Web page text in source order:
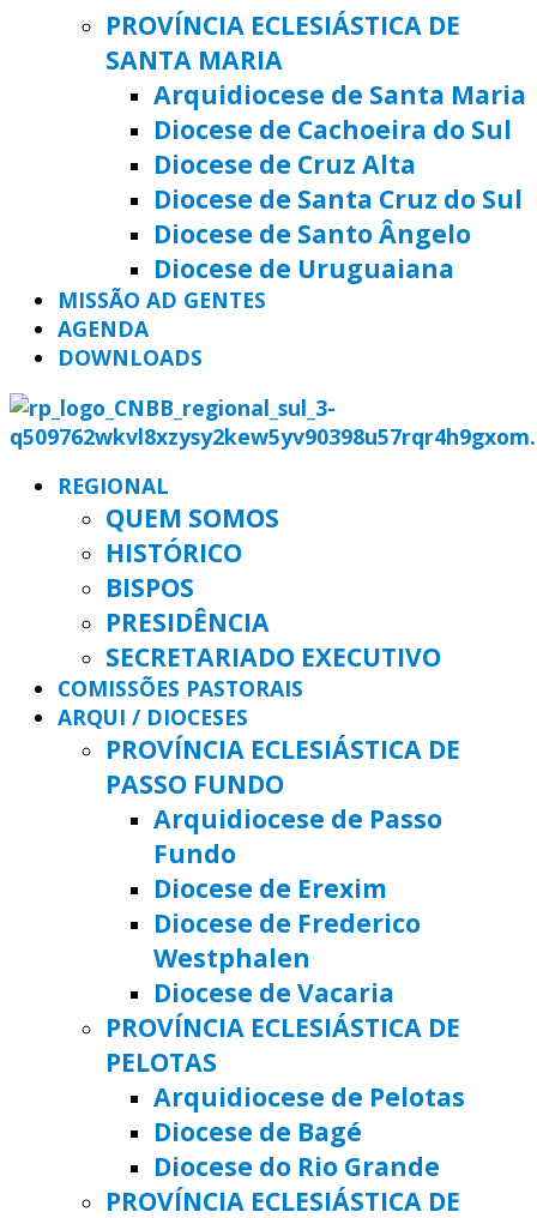
PROVÍNCIA ECLESIÁSTICA DE
SANTA MARIA
Arquidiocese de Santa Maria
Diocese de Cachoeira do Sul
Diocese de Cruz Alta
Diocese de Santa Cruz do Sul
Diocese de Santo Ângelo
Diocese de Uruguaiana
MISSÃO AD GENTES
AGENDA
DOWNLOADS
REGIONAL
QUEM SOMOS
HISTÓRICO
BISPOS
PRESIDÊNCIA
SECRETARIADO EXECUTIVO
COMISSÕES PASTORAIS
ARQUI / DIOCESES
PROVÍNCIA ECLESIÁSTICA DE
PASSO FUNDO
Arquidiocese de Passo
Fundo
Diocese de Erexim
Diocese de Frederico
Westphalen
Diocese de Vacaria
PROVÍNCIA ECLESIÁSTICA DE
PELOTAS
Arquidiocese de Pelotas
Diocese de Bagé
Diocese do Rio Grande
PROVÍNCIA ECLESIÁSTICA DE